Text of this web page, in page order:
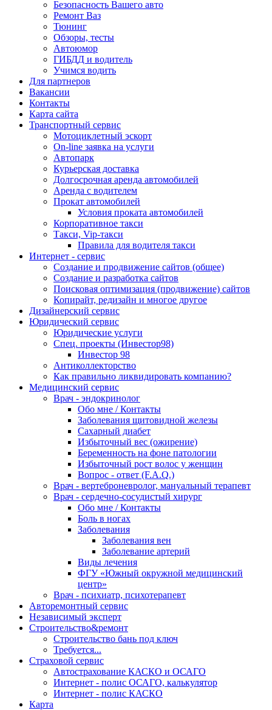
Безопасность Вашего авто
Ремонт Ваз
Тюнинг
Обзоры, тесты
Автоюмор
ГИБДД и водитель
Учимся водить
Для партнеров
Вакансии
Контакты
Карта сайта
Транспортный сервис
Мотоциклетный эскорт
On-line заявка на услуги
Автопарк
Курьерская доставка
Долгосрочная аренда автомобилей
Аренда с водителем
Прокат автомобилей
Условия проката автомобилей
Корпоративное такси
Такси, Vip-такси
Правила для водителя такси
Интернет - сервис
Создание и продвижение сайтов (общее)
Создание и разработка сайтов
Поисковая оптимизация (продвижение) сайтов
Копирайт, редизайн и многое другое
Дизайнерский сервис
Юридический сервис
Юридические услуги
Спец. проекты (Инвестор98)
Инвестор 98
Антиколлекторство
Как правильно ликвидировать компанию?
Медицинский сервис
Врач - эндокринолог
Обо мне / Контакты
Заболевания щитовидной железы
Сахарный диабет
Избыточный вес (ожирение)
Беременность на фоне патологии
Избыточный рост волос у женщин
Вопрос - ответ (F.A.Q.)
Врач - вертеброневролог, мануальный терапевт
Врач - сердечно-сосудистый хирург
Обо мне / Контакты
Боль в ногах
Заболевания
Заболевания вен
Заболевание артерий
Виды лечения
ФГУ «Южный окружной медицинский
центр»
Врач - психиатр, психотерапевт
Авторемонтный сервис
Независимый эксперт
Строительство&ремонт
Строительство бань под ключ
Требуется...
Страховой сервис
Автострахование КАСКО и ОСАГО
Интернет - полис ОСАГО, калькулятор
Интернет - полис КАСКО
Карта